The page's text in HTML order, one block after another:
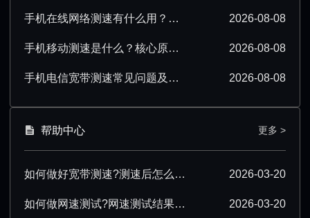
手机在线网络测速有什么用？一文读懂实际价值 2026-08-08
手机移动测速是什么？核心原理及实用场景详解 2026-08-08
手机电信宽带测速常见问题及实用解决方法 2026-08-08
帮助中心 更多 >
如何做好宽带测速?测速后怎么优化? 2026-03-20
如何做网速测试?网速测试结果怎么解读? 2026-03-20